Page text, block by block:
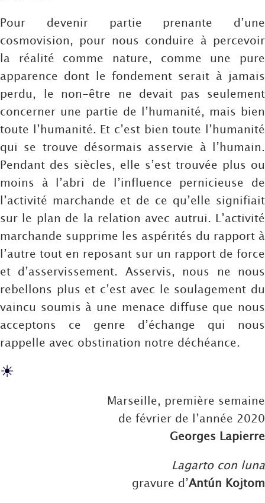
Pour devenir partie prenante d’une
cosmovision, pour nous conduire à percevoir
la réalité comme nature, comme une pure
apparence dont le fondement serait à jamais
perdu, le non-être ne devait pas seulement
concerner une partie de l’humanité, mais bien
toute l’humanité. Et c’est bien toute l’humanité
qui se trouve désormais asservie à l’humain.
Pendant des siècles, elle s’est trouvée plus ou
moins à l’abri de l’influence pernicieuse de
l’activité marchande et de ce qu’elle signifiait
sur le plan de la relation avec autrui. L’activité
marchande supprime les aspérités du rapport à
l’autre tout en reposant sur un rapport de force
et d’asservissement. Asservis, nous ne nous
rebellons plus et c’est avec le soulagement du
vaincu soumis à une menace diffuse que nous
acceptons ce genre d’échange qui nous
rappelle avec obstination notre déchéance.
☀
Marseille, première semaine
de février de l’année 2020
Georges Lapierre
Lagarto con luna
gravure d’Antún Kojtom